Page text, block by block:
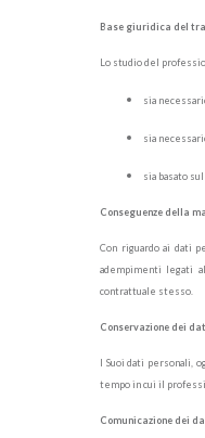
Base giuridica del
Lo studio del
sia
sia
sia basato
Conseguenze della
Con riguardo ai dati
adempimenti legati
contrattuale stesso.
Conservazione dei
I Suoi dati personali,
tempo in cui il
Comunicazione dei